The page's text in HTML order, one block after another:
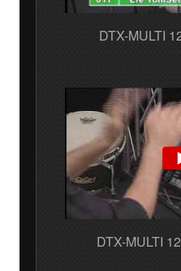
DTX-MULTI
DTX-MULTI